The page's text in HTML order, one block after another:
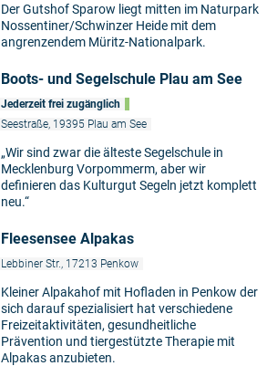
Der Gutshof Sparow liegt mitten im Naturpark
Nossentiner/Schwinzer Heide mit dem
angrenzendem Müritz-Nationalpark.
Boots- und Segelschule Plau am See
Jederzeit frei zugänglich
Seestraße, 19395 Plau am See
„Wir sind zwar die älteste Segelschule in
Mecklenburg Vorpommerm, aber wir
definieren das Kulturgut Segeln jetzt komplett
neu.“
Fleesensee Alpakas
Lebbiner Str., 17213 Penkow
Kleiner Alpakahof mit Hofladen in Penkow der
sich darauf spezialisiert hat verschiedene
Freizeitaktivitäten, gesundheitliche
Prävention und tiergestützte Therapie mit
Alpakas anzubieten.